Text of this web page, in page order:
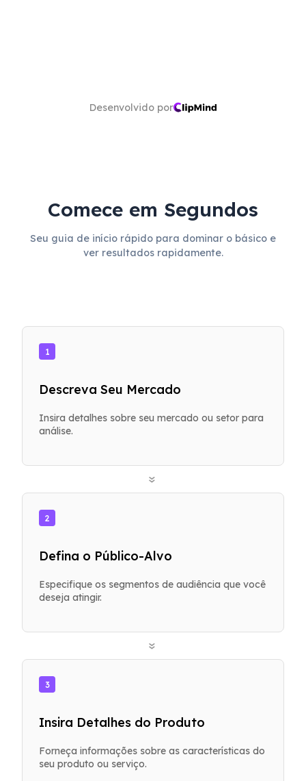
Desenvolvido por
Comece em Segundos
Seu guia de início rápido para dominar o básico e
ver resultados rapidamente.
1
Descreva Seu Mercado
Insira detalhes sobre seu mercado ou setor para
análise.
»
2
Defina o Público-Alvo
Especifique os segmentos de audiência que você
deseja atingir.
»
3
Insira Detalhes do Produto
Forneça informações sobre as características do
seu produto ou serviço.